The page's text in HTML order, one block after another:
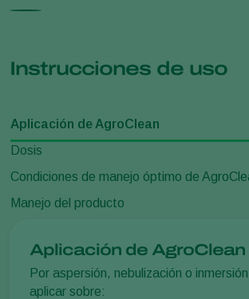
Instrucciones de uso
Aplicación de AgroClean
Dosis
Condiciones de manejo óptimo de
Manejo del producto
Aplicación de AgroClean
Por aspersión, nebulización o
aplicar sobre: